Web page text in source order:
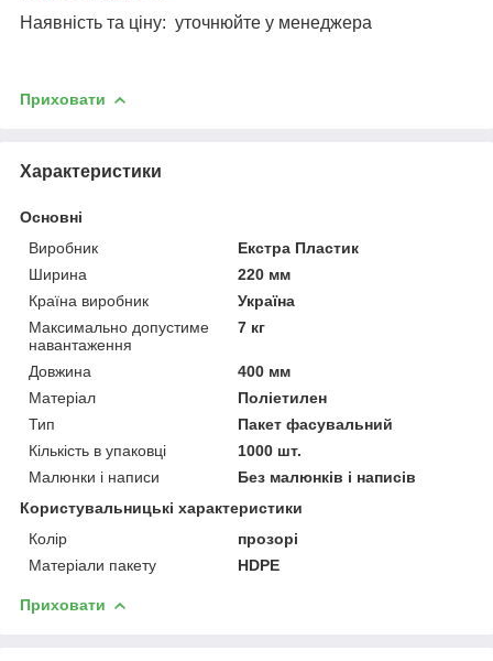
Наявність та ціну: уточнюйте у менеджера
Приховати
Характеристики
Основні
Виробник
Екстра Пластик
Ширина
220 мм
Країна виробник
Україна
Максимально допустиме
навантаження
7 кг
Довжина
400 мм
Матеріал
Поліетилен
Тип
Пакет фасувальний
Кількість в упаковці
1000 шт.
Малюнки і написи
Без малюнків і написів
Користувальницькі характеристики
Колір
прозорі
Матеріали пакету
HDPE
Приховати